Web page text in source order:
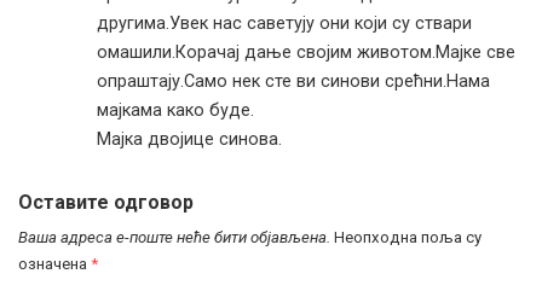
другима.Увек нас саветују они који су ствари
омашили.Корачај дање својим животом.Мајке све
опраштају.Само нек сте ви синови срећни.Нама
мајкама како буде.
Мајка двојице синова.
Оставите одговор
Ваша адреса е-поште неће бити објављена. Неопходна поља су
означена *